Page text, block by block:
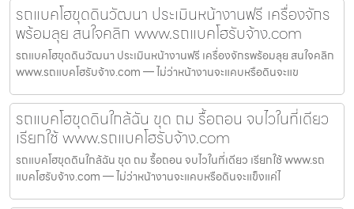
รถแบคโฮขุดดินวัฒนา ประเมินหน้างานฟรี เครื่องจักร
พร้อมลุย สนใจคลิก www.รถแบคโฮรับจ้าง.com
รถแบคโฮขุดดินวัฒนา ประเมินหน้างานฟรี เครื่องจักรพร้อมลุย สนใจคลิก
www.รถแบคโฮรับจ้าง.com — ไม่ว่าหน้างานจะแคบหรือดินจะแข
รถแบคโฮขุดดินใกล้ฉัน ขุด ถม รื้อถอน จบไวในที่เดียว
เรียกใช้ www.รถแบคโฮรับจ้าง.com
รถแบคโฮขุดดินใกล้ฉัน ขุด ถม รื้อถอน จบไวในที่เดียว เรียกใช้ www.รถ
แบคโฮรับจ้าง.com — ไม่ว่าหน้างานจะแคบหรือดินจะแข็งแค่ไ